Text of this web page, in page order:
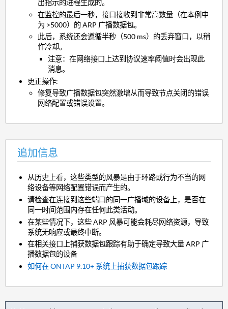
出指示的进程生成的。
在监控的最后一秒，接口接收到非常高数量（在本例中
为 >5000）的 ARP 广播数据包。
此后，系统还会遵循半秒（500 ms）的丢弃窗口，以稍
作冷却。
注意：在网络接口上达到协议速率阈值时会出现此
消息。
更正操作:
修复导致广播数据包突然激增从而导致节点关闭的错误
网络配置或错误设置。
追加信息
从历史上看，这些类型的风暴是由于环路或行为不当的网
络设备等网络配置错误而产生的。
请检查在连接到这些端口的同一广播域的设备上，是否在
同一时间范围内存在任何此类活动。
在某些情况下，这些 ARP 风暴可能会耗尽网络资源，导致
系统无响应或最终中断。
在相关接口上捕获数据包跟踪有助于确定导致大量 ARP 广
播数据包的设备
如何在 ONTAP 9.10+ 系统上捕获数据包跟踪